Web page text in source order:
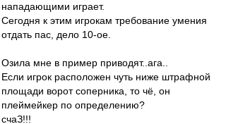
нападающими играет.
Сегодня к этим игрокам требование умения
отдать пас, дело 10-ое.
Озила мне в пример приводят..ага..
Если игрок расположен чуть ниже штрафной
площади ворот соперника, то чё, он
плеймейкер по определению?
счаЗ!!!